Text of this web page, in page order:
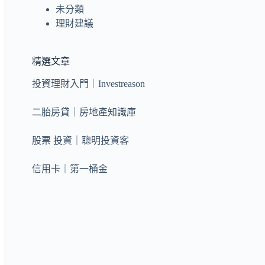
未分類
理財建議
精選文章
投資理財入門｜Investreason
二胎房貸｜房地產知識庫
股票 投資｜聰明投資客
信用卡｜第一桶金